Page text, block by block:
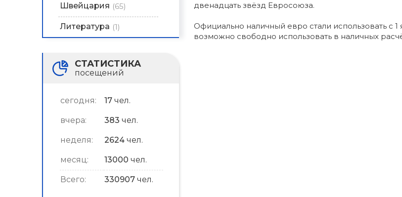
Швейцария (65)
Литература (1)
СТАТИСТИКА
посещений
сегодня: 17 чел.
вчера: 383 чел.
неделя: 2624 чел.
месяц: 13000 чел.
Всего: 330907 чел.
двенадцать звёзд Евросоюза.
Официально наличный евро стали использовать с
возможно свободно использовать в наличных